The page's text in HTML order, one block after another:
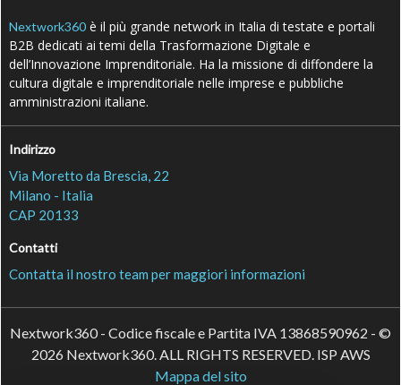
Nextwork360 è il più grande network in Italia di testate e portali
B2B dedicati ai temi della Trasformazione Digitale e
dell’Innovazione Imprenditoriale. Ha la missione di diffondere la
cultura digitale e imprenditoriale nelle imprese e pubbliche
amministrazioni italiane.
Indirizzo
Via Moretto da Brescia, 22
Milano - Italia
CAP 20133
Contatti
Contatta il nostro team per maggiori informazioni
Nextwork360 - Codice fiscale e Partita IVA 13868590962 - ©
2026 Nextwork360. ALL RIGHTS RESERVED. ISP AWS
Mappa del sito